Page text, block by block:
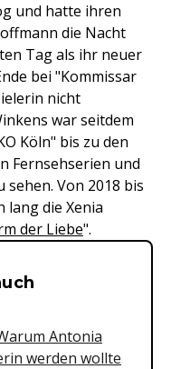
und hatte ihren
die Nacht
Tag als ihr neuer
bei "Kommissar
nicht
war seitdem
Köln" bis zu den
Fernsehserien und
Von 2018 bis
lang die Xenia
der Liebe".
Antonia
werden wollte